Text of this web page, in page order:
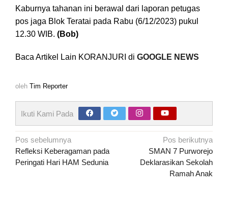
Kaburnya tahanan ini berawal dari laporan petugas
pos jaga Blok Teratai pada Rabu (6/12/2023) pukul
12.30 WIB. (Bob)
Baca Artikel Lain KORANJURI di GOOGLE NEWS
oleh Tim Reporter
Ikuti Kami Pada
Navigasi
pos
Pos sebelumnya
Refleksi Keberagaman pada
Peringati Hari HAM Sedunia
Pos berikutnya
SMAN 7 Purworejo
Deklarasikan Sekolah
Ramah Anak